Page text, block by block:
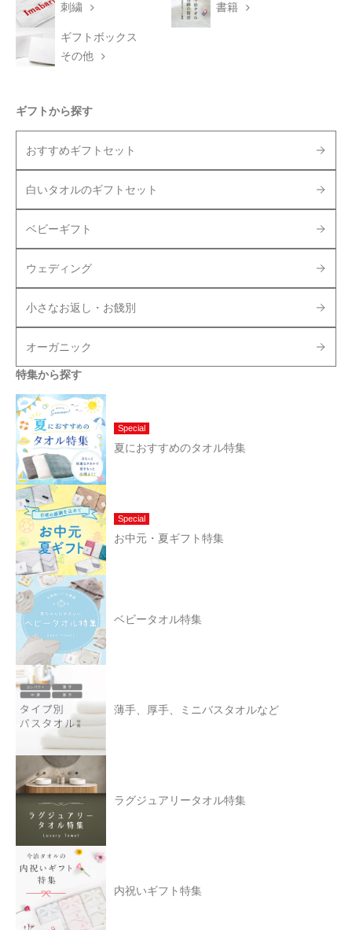
刺繍 書籍
ギフトボックス
その他
ギフトから探す
おすすめギフトセット
白いタオルのギフトセット
ベビーギフト
ウェディング
小さなお返し・お餞別
オーガニック
特集から探す
Special
夏におすすめのタオル特集
Special
お中元・夏ギフト特集
ベビータオル特集
薄手、厚手、ミニバスタオルなど
ラグジュアリータオル特集
内祝いギフト特集